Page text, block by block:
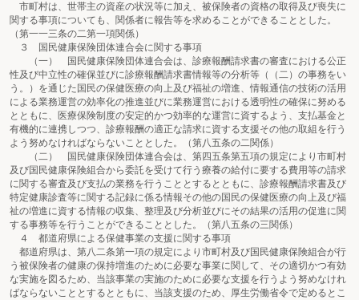
市町村は、世帯主の資産の状況等に加え、被保険者の資格の取得及び喪失に
関する事項についても、関係者に報告等を求めることができることとした。
（第一一三条の二第一項関係）
３ 国民健康保険団体連合会に関する事項
（一） 国民健康保険団体連合会は、診療報酬請求書の審査における公正
性及び中立性の確保並びに診療報酬請求書情報等の分析等（（二）の事務をい
う。）を通じた国民の保健医療の向上及び福祉の増進、情報通信の技術の活用
による業務運営の効率化の推進並びに業務運営における透明性の確保に努める
とともに、医療保険制度の安定的かつ効率的な運営に資するよう、支払基金と
有機的に連携しつつ、診療報酬の適正な請求に資する支援その他の取組を行う
よう努めなければならないこととした。（第八五条の二関係）
（二） 国民健康保険団体連合会は、第四五条第五項の規定により市町村
及び国民健康保険組合から委託を受けて行う療養の給付に要する費用等の請求
に関する審査及び支払の業務を行うこととするとともに、診療報酬請求書及び
特定健康診査等に関する記録に係る情報その他の国民の保健医療の向上及び福
祉の増進に資する情報の収集、整理及び分析並びにその結果の活用の促進に関
する事務等を行うことができることとした。（第八五条の三関係）
４ 都道府県による保健事業の支援に関する事項
都道府県は、第八二条第一項の規定により市町村及び国民健康保険組合が行
う被保険者の健康の保持増進のために必要な事業に関して、その適切かつ有効
な実施を図るため、当該事業の実施のために必要な支援を行うよう努めなけれ
ばならないこととするとともに、当該支援のため、厚生労働省令で定めるとこ